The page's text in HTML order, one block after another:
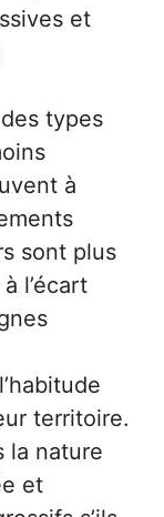
et
types
à
sont plus
l’écart
territoire.
la nature
et